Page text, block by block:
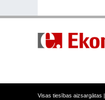
Visas tiesības aizsargātas |